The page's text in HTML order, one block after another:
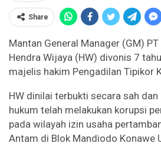
Share
Mantan General Manager (GM)
Hendra Wijaya (HW) divonis 7
majelis hakim Pengadilan Tipikor
HW dinilai terbukti secara sah
hukum telah melakukan korupsi
pada wilayah izin usaha
Antam di Blok Mandiodo Konawe